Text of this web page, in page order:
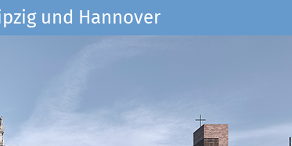
und Hannover